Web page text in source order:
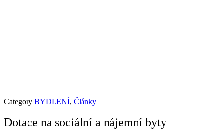
Category BYDLENÍ, Články
Dotace na sociální a nájemní byty